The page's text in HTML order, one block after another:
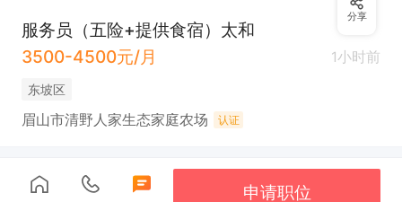
服务员（五险+提供食宿）太和
3500-4500元/月
1小时前
东坡区
眉山市清野人家生态家庭农场 认证
分享
申请职位